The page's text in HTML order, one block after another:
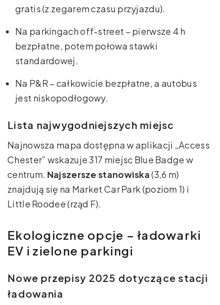
gratis (z zegarem czasu przyjazdu).
Na parkingach off-street – pierwsze 4 h
bezpłatne, potem połowa stawki
standardowej.
Na P&R – całkowicie bezpłatne, a autobus
jest niskopodłogowy.
Lista najwygodniejszych miejsc
Najnowsza mapa dostępna w aplikacji „Access
Chester” wskazuje 317 miejsc Blue Badge w
centrum. Najszersze stanowiska(3,6 m)
znajdują się na Market Car Park (poziom 1) i
Little Roodee (rząd F).
Ekologiczne opcje – ładowarki
EV i zielone parkingi
Nowe przepisy 2025 dotyczące stacji
ładowania